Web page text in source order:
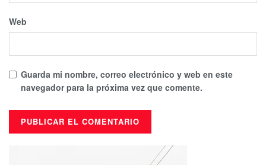
Web
Guarda mi nombre, correo electrónico y web en este
navegador para la próxima vez que comente.